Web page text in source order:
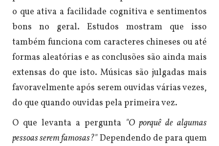
o que ativa a facilidade cognitiva e sentimentos
bons no geral. Estudos mostram que isso
também funciona com caracteres chineses ou até
formas aleatórias e as conclusões são ainda mais
extensas do que isto. Músicas são julgadas mais
favoravelmente após serem ouvidas várias vezes,
do que quando ouvidas pela primeira vez.
O que levanta a pergunta "O porquê de algumas
pessoas serem famosas?"Dependendo de para quem